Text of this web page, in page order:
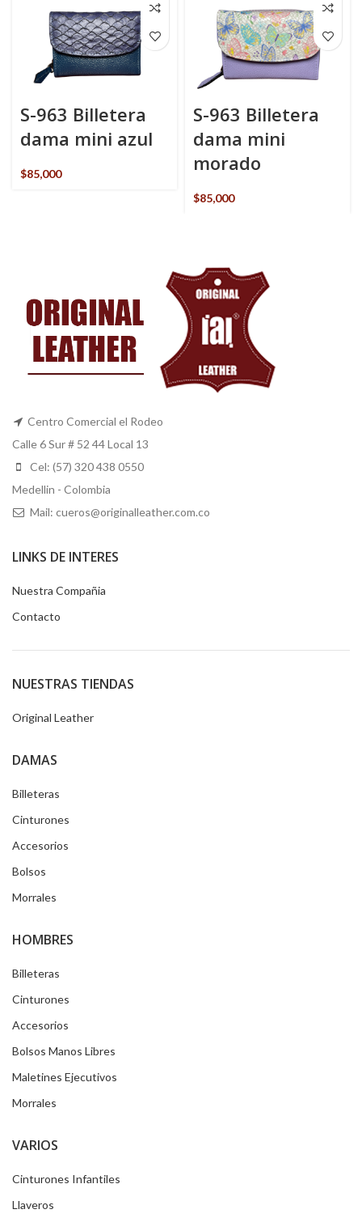
S-963 Billetera
dama mini azul
$85,000
S-963 Billetera
dama mini
morado
$85,000
Centro Comercial el Rodeo
Calle 6 Sur # 52 44 Local 13
Cel: (57) 320 438 0550
Medellin - Colombia
Mail: cueros@originalleather.com.co
LINKS DE INTERES
Nuestra Compañia
Contacto
NUESTRAS TIENDAS
Original Leather
DAMAS
Billeteras
Cinturones
Accesorios
Bolsos
Morrales
HOMBRES
Billeteras
Cinturones
Accesorios
Bolsos Manos Libres
Maletines Ejecutivos
Morrales
VARIOS
Cinturones Infantiles
Llaveros